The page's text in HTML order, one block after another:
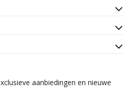
aanbiedingen en nieuwe